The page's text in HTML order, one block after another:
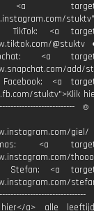
<a
<a
<a
add/
<a
stuktv">Klik
<a
Stefan: <a
hier</a> alle